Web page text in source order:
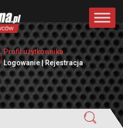
Profil użytkownika
Logowanie | Rejestracja